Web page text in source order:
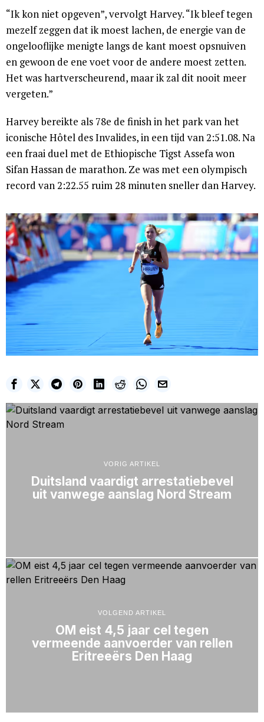
“Ik kon niet opgeven”, vervolgt Harvey. “Ik bleef tegen
mezelf zeggen dat ik moest lachen, de energie van de
ongelooflijke menigte langs de kant moest opsnuiven
en gewoon de ene voet voor de andere moest zetten.
Het was hartverscheurend, maar ik zal dit nooit meer
vergeten.”
Harvey bereikte als 78e de finish in het park van het
iconische Hôtel des Invalides, in een tijd van 2:51.08. Na
een fraai duel met de Ethiopische Tigst Assefa won
Sifan Hassan de marathon. Ze was met een olympisch
record van 2:22.55 ruim 28 minuten sneller dan Harvey.
VORIG ARTIKEL
Duitsland vaardigt arrestatiebevel
uit vanwege aanslag Nord Stream
VOLGEND ARTIKEL
OM eist 4,5 jaar cel tegen
vermeende aanvoerder van rellen
Eritreeërs Den Haag